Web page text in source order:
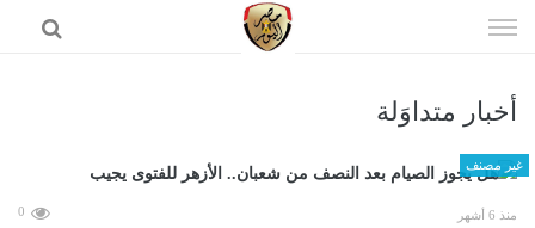
الى
أخبار متداوَلة
غير مصنف
منذ 6 أشهر 0